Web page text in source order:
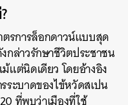
รการล็อกดาวน์แบบสุด
กล่าวรักษาชีวิตประชาชน
แต่นิดเดียว โดยอ้างอิง
ระบาดของไข้หวัดสเปน